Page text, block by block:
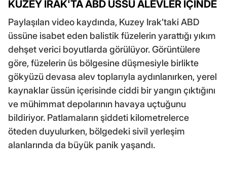
KUZEY IRAK'TA ABD ÜSSÜ ALEVLER İÇİNDE
Paylaşılan video kaydında, Kuzey Irak’taki ABD
üssüne isabet eden balistik füzelerin yarattığı yıkım
dehşet verici boyutlarda görülüyor. Görüntülere
göre, füzelerin üs bölgesine düşmesiyle birlikte
gökyüzü devasa alev toplarıyla aydınlanırken, yerel
kaynaklar üssün içerisinde ciddi bir yangın çıktığını
ve mühimmat depolarının havaya uçtuğunu
bildiriyor. Patlamaların şiddeti kilometrelerce
öteden duyulurken, bölgedeki sivil yerleşim
alanlarında da büyük panik yaşandı.